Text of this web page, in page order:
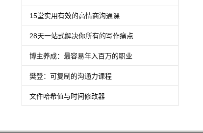
15堂实用有效的高情商沟通课
28天一站式解决你所有的写作痛点
博主养成：最容易年入百万的职业
樊登：可复制的沟通力课程
文件哈希值与时间修改器